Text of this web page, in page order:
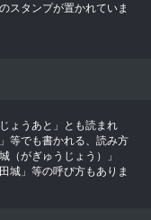
スタンプが置かれていま
ょうあと」とも読まれ
等でも書かれる、読み方
（がぎゅうじょう）」
城」等の呼び方もありま